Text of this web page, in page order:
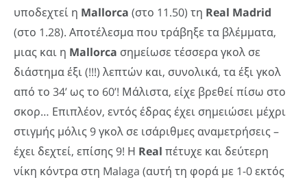
υποδεχτεί η Mallorca (στο 11.50) τη Real Madrid
(στο 1.28). Αποτέλεσμα που τράβηξε τα βλέμματα,
μιας και η Mallorca σημείωσε τέσσερα γκολ σε
διάστημα έξι (!!!) λεπτών και, συνολικά, τα έξι γκολ
από το 34’ ως το 60’! Μάλιστα, είχε βρεθεί πίσω στο
σκορ… Επιπλέον, εντός έδρας έχει σημειώσει μέχρι
στιγμής μόλις 9 γκολ σε ισάριθμες αναμετρήσεις –
έχει δεχτεί, επίσης 9! Η Real πέτυχε και δεύτερη
νίκη κόντρα στη Malaga (αυτή τη φορά με 1-0 εκτός